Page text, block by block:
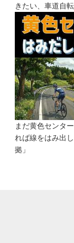
きたい、車道自
まだ黄色センタ
れば線をはみ出
拠」